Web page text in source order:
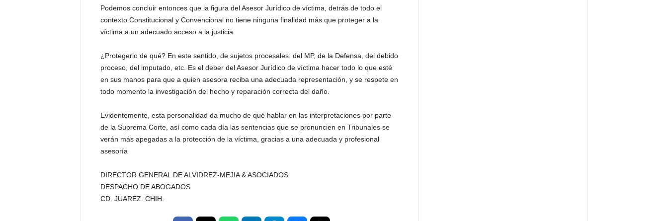
Podemos concluir entonces que la figura del Asesor Jurídico de víctima, detrás de todo el
contexto Constitucional y Convencional no tiene ninguna finalidad más que proteger a la
víctima a un adecuado acceso a la justicia.
¿Protegerlo de qué? En este sentido, de sujetos procesales: del MP, de la Defensa, del debido
proceso, del imputado, etc. Es el deber del Asesor Jurídico de víctima hacer todo lo que esté
en sus manos para que a quien asesora reciba una adecuada representación, y se respete en
todo momento la investigación del hecho y reparación correcta del daño.
Evidentemente, esta personalidad da mucho de qué hablar en las interpretaciones por parte
de la Suprema Corte, así como cada día las sentencias que se pronuncien en Tribunales se
verán más apegadas a la protección de la víctima, gracias a una adecuada y profesional
asesoría
DIRECTOR GENERAL DE ALVIDREZ-MEJIA & ASOCIADOS
DESPACHO DE ABOGADOS
CD. JUAREZ. CHIH.